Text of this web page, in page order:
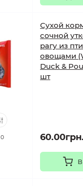
0
Сухой
сочной
рагу из
овощами
Duck &
шт
60.00грн.